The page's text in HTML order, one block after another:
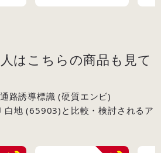
はこちらの商品も見て
路誘導標識 (硬質エンビ)
地 (65903)と比較・検討されるア